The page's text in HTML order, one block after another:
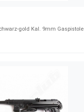
gold Kal. 9mm Gaspistole